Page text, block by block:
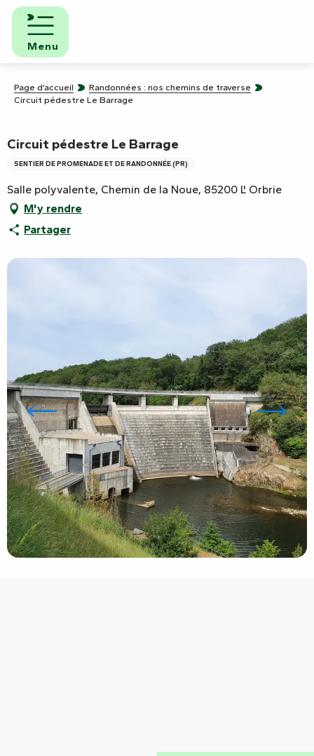
Aller
contenu
principal
Menu
Page d’accueil
Randonnées : nos chemins de traverse
Circuit pédestre Le Barrage
Circuit pédestre Le Barrage
SENTIER DE PROMENADE ET DE RANDONNÉE (PR)
Salle polyvalente, Chemin de la Noue, 85200 L' Orbrie
M'y rendre
Partager